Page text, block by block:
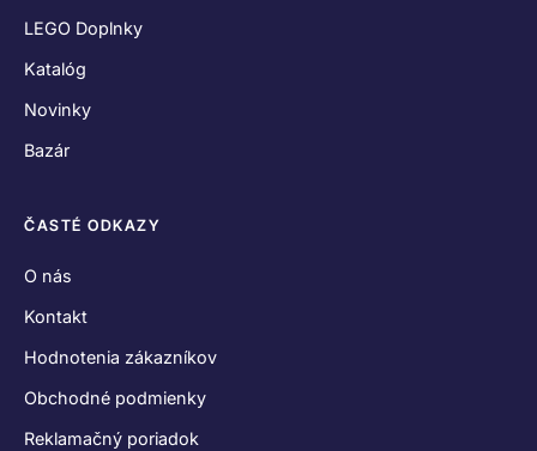
LEGO Doplnky
Katalóg
Novinky
Bazár
ČASTÉ ODKAZY
O nás
Kontakt
Hodnotenia zákazníkov
Obchodné podmienky
Reklamačný poriadok